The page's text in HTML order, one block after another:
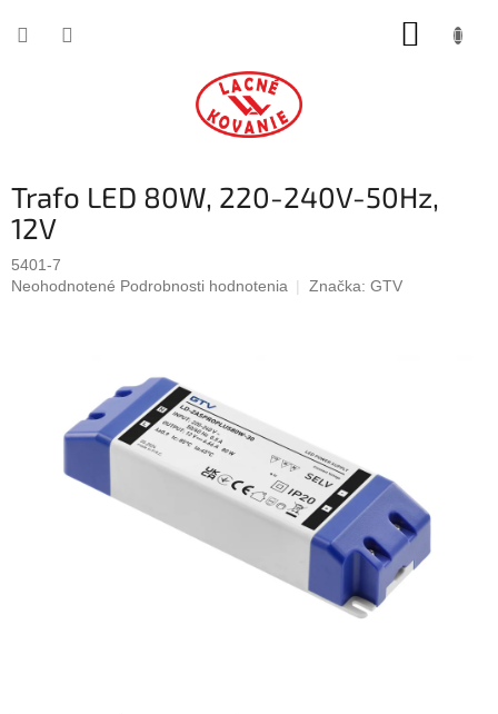
Trafo LED 80W, 220-240V-50Hz,
12V
5401-7
Priemerné
hviezdičiek.
Neohodnotené Podrobnosti hodnotenia Značka: GTV